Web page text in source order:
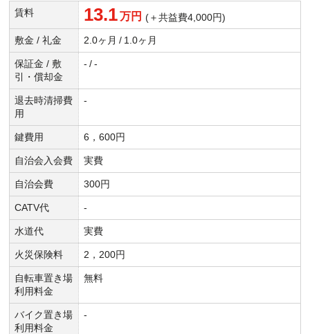
賃料 13.1 万円 (＋共益費4,000円)
敷金 / 礼金 2.0ヶ月 / 1.0ヶ月
保証金 / 敷
引・償却金
- / -
退去時清掃費
用
-
鍵費用 6，600円
自治会入会費 実費
自治会費 300円
CATV代 -
水道代 実費
火災保険料 2，200円
自転車置き場
利用料金
無料
バイク置き場
利用料金
-